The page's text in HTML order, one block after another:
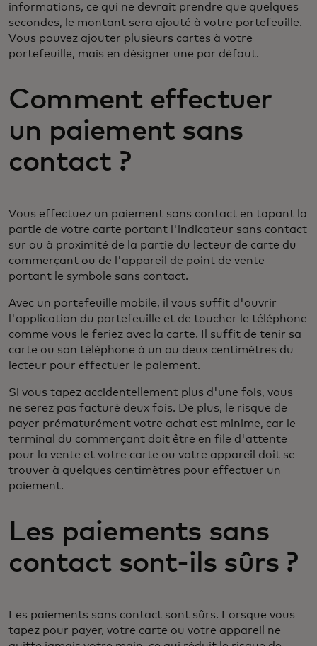
informations, ce qui ne devrait prendre que quelques
secondes, le montant sera ajouté à votre portefeuille.
Vous pouvez ajouter plusieurs cartes à votre
portefeuille, mais en désigner une par défaut.
Comment effectuer
un paiement sans
contact ?
Vous effectuez un paiement sans contact en tapant la
partie de votre carte portant l'indicateur sans contact
sur ou à proximité de la partie du lecteur de carte du
commerçant ou de l'appareil de point de vente
portant le symbole sans contact.
Avec un portefeuille mobile, il vous suffit d'ouvrir
l'application du portefeuille et de toucher le téléphone
comme vous le feriez avec la carte. Il suffit de tenir sa
carte ou son téléphone à un ou deux centimètres du
lecteur pour effectuer le paiement.
Si vous tapez accidentellement plus d'une fois, vous
ne serez pas facturé deux fois. De plus, le risque de
payer prématurément votre achat est minime, car le
terminal du commerçant doit être en file d'attente
pour la vente et votre carte ou votre appareil doit se
trouver à quelques centimètres pour effectuer un
paiement.
Les paiements sans
contact sont-ils sûrs ?
Les paiements sans contact sont sûrs. Lorsque vous
tapez pour payer, votre carte ou votre appareil ne